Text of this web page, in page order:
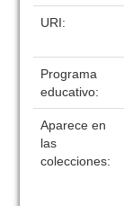
URI:
Programa
educativo:
Aparece en
las
colecciones: